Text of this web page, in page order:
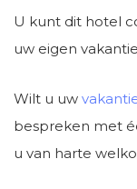
U kunt dit hotel
uw eigen
Wilt u uw
bespreken met
u van harte